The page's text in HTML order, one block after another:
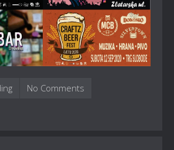
No Comments